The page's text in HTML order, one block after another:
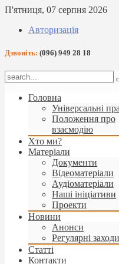
П'ятниця, 07 серпня 2026
Авторизація
Дзвоніть: (096) 949 28 18
Головна
Універсальні
Положення про
взаємодію
Хто ми?
Матеріали
Документи
Відеоматеріали
Аудіоматеріали
Наші ініціативи
Проекти
Новини
Анонси
Регулярні заходи
Статті
Контакти